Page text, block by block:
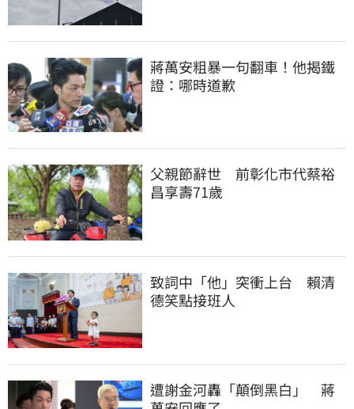
蔣萬安粗暴一句翻車！他揭鐵
證：哪時道歉
父親節辭世　前彰化市代蔡裕
昌享壽71歲
致詞中「他」突衝上台　賴清
德笑點接班人
遭謝金河轟「顛倒黑白」　蔣